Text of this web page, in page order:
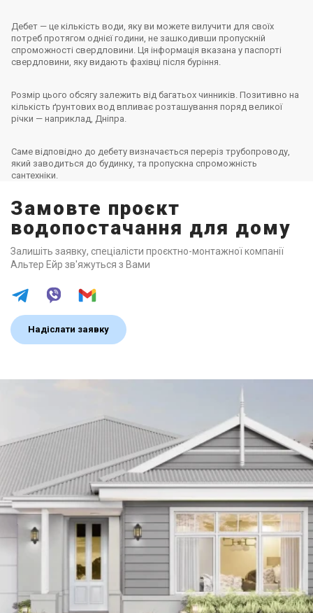
Дебет — це кількість води, яку ви можете вилучити для своїх
потреб протягом однієї години, не зашкодивши пропускній
спроможності свердловини. Ця інформація вказана у паспорті
свердловини, яку видають фахівці після буріння.
Розмір цього обсягу залежить від багатьох чинників. Позитивно на
кількість ґрунтових вод впливає розташування поряд великої
річки — наприклад, Дніпра.
Саме відповідно до дебету визначається переріз трубопроводу,
який заводиться до будинку, та пропускна спроможність
сантехніки.
Замовте проєкт
водопостачання для дому
Залишіть заявку, спеціалісти проєктно-монтажної компанії
Альтер Ейр зв'яжуться з Вами
Надіслати заявку